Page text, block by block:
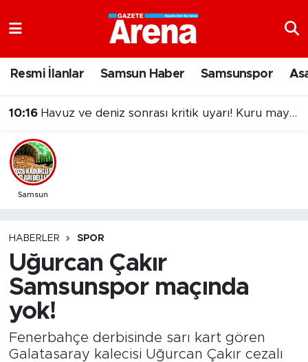
Resmi İlanlar Samsun Haber Samsunspor
10:16 Havuz ve deniz sonrası kritik uyarı! Kuru mayo kullanın
Samsun
HABERLER SPOR
Uğurcan Çakır
Samsunspor maçında
yok!
Fenerbahçe derbisinde sarı kart gören
Galatasaray kalecisi Uğurcan Çakır cezalı
Trafik Durumu
Süper Lig Puan Durumu ve Fikstür
Son Dakika Haberleri
Haber Arşivi